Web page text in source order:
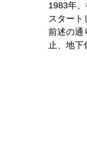
1983年
スタート
前述の通
止、地下